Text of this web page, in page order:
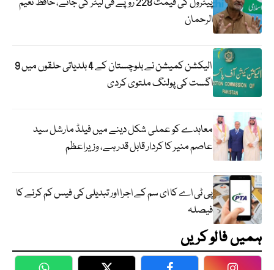
الرحمان
الیکشن کمیشن نے بلوچستان کے 4 بلدیاتی حلقوں میں 9
اگست کی پولنگ ملتوی کردی
معاہدے کو عملی شکل دینے میں فیلڈ مارشل سید
عاصم منیر کا کردار قابل قدر ہے، وزیراعظم
پی ٹی اے کا ای سم کے اجرا اور تبدیلی کی فیس کم کرنے کا
فیصلہ
ہمیں فالو کریں